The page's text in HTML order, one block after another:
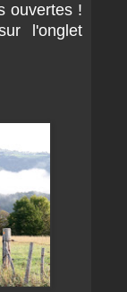
ouvertes !
l'onglet